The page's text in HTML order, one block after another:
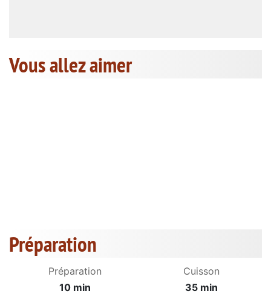
Vous allez aimer
Préparation
Préparation
10 min
Cuisson
35 min